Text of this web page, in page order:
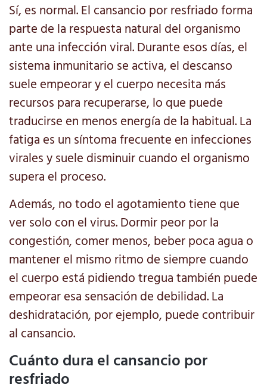
Sí, es normal. El cansancio por resfriado forma
parte de la respuesta natural del organismo
ante una infección viral. Durante esos días, el
sistema inmunitario se activa, el descanso
suele empeorar y el cuerpo necesita más
recursos para recuperarse, lo que puede
traducirse en menos energía de la habitual. La
fatiga es un síntoma frecuente en infecciones
virales y suele disminuir cuando el organismo
supera el proceso.
Además, no todo el agotamiento tiene que
ver solo con el virus. Dormir peor por la
congestión, comer menos, beber poca agua o
mantener el mismo ritmo de siempre cuando
el cuerpo está pidiendo tregua también puede
empeorar esa sensación de debilidad. La
deshidratación, por ejemplo, puede contribuir
al cansancio.
Cuánto dura el cansancio por
resfriado